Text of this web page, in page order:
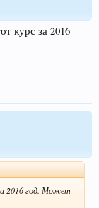
курс за 2016
2016 год. Может